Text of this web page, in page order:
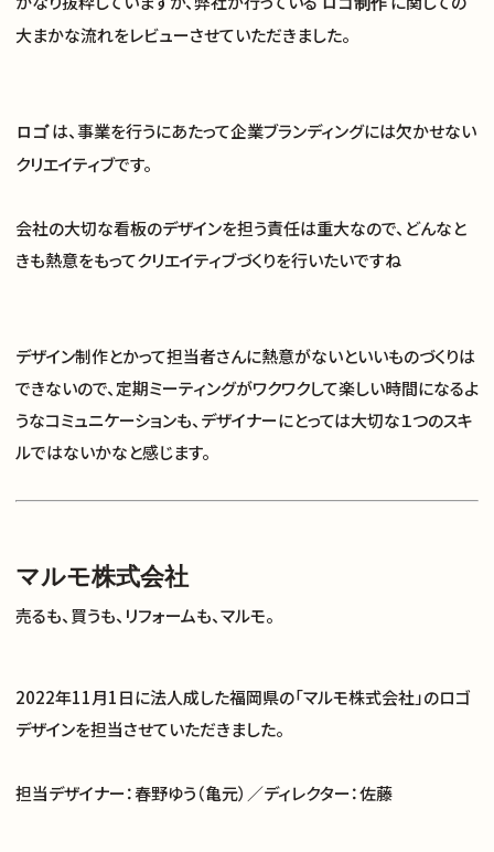
大まかな流れをレビューさせていただきました。
ロゴは、事業を行うにあたって企業ブランディングには欠かせない
クリエイティブです。
会社の大切な看板のデザインを担う責任は重大なので、どんなと
きも熱意をもってクリエイティブづくりを行いたいですね
デザイン制作とかって担当者さんに熱意がないといいものづくりは
できないので、定期ミーティングがワクワクして楽しい時間になるよ
うなコミュニケーションも、デザイナーにとっては大切な１つのスキ
ルではないかなと感じます。
マルモ株式会社
売るも、買うも、リフォームも、マルモ。
2022年11月1日に法人成した福岡県の「マルモ株式会社」のロゴ
デザインを担当させていただきました。
担当デザイナー：春野ゆう（亀元）／ディレクター：佐藤